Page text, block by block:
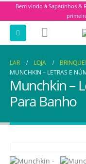
Bem vindo à Sapatinhos &
LAR LOJA
MUNCHKIN – LETRAS E
Munchkin –
Para Banho